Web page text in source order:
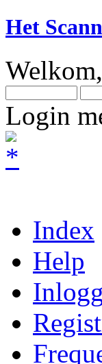
Het
Welkom,
Login
Index
Help